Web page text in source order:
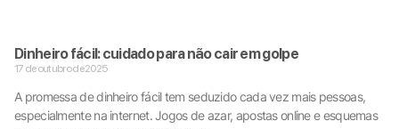
Dinheiro fácil: cuidado para não cair em golpe
17 de outubro de 2025
A promessa de dinheiro fácil tem seduzido cada vez mais pessoas,
especialmente na internet. Jogos de azar, apostas online e esquemas